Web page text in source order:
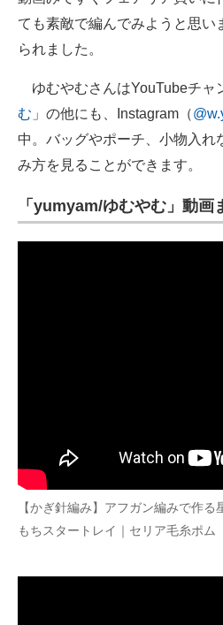
ても素敵で編んでみようと思い
られました。
ゆむやむさんはYouTubeチャ
む 」の他にも、Instagram（
中。バッグやポーチ、小物入れ
み方を見ることができます。
「yumyam/ゆむやむ」動画
【かぎ針編み】アフガン編みで作
もちスタートレイ｜セリア毛糸ポム